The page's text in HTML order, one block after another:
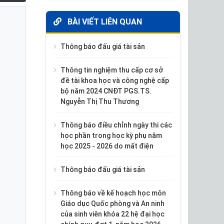
BÀI VIẾT LIÊN QUAN
Thông báo đấu giá tài sản
Thông tin nghiệm thu cấp cơ sở
đề tài khoa học và công nghệ cấp
bộ năm 2024 CNĐT PGS.TS.
Nguyễn Thị Thu Thương
Thông báo điều chỉnh ngày thi các
học phần trong học kỳ phụ năm
học 2025 - 2026 do mất điện
Thông báo đấu giá tài sản
Thông báo về kế hoạch học môn
Giáo dục Quốc phòng và An ninh
của sinh viên khóa 22 hệ đại học